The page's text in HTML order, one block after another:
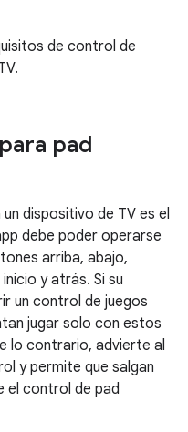
de control de
pad
dispositivo de TV es el
debe poder operarse
arriba, abajo,
y atrás. Si su
un control de juegos
jugar solo con estos
lo contrario, advierte al
y permite que salgan
el control de pad